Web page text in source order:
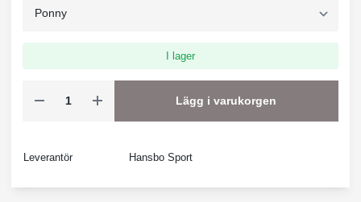
I lager
Lägg i varukorgen
Leverantör Hansbo Sport